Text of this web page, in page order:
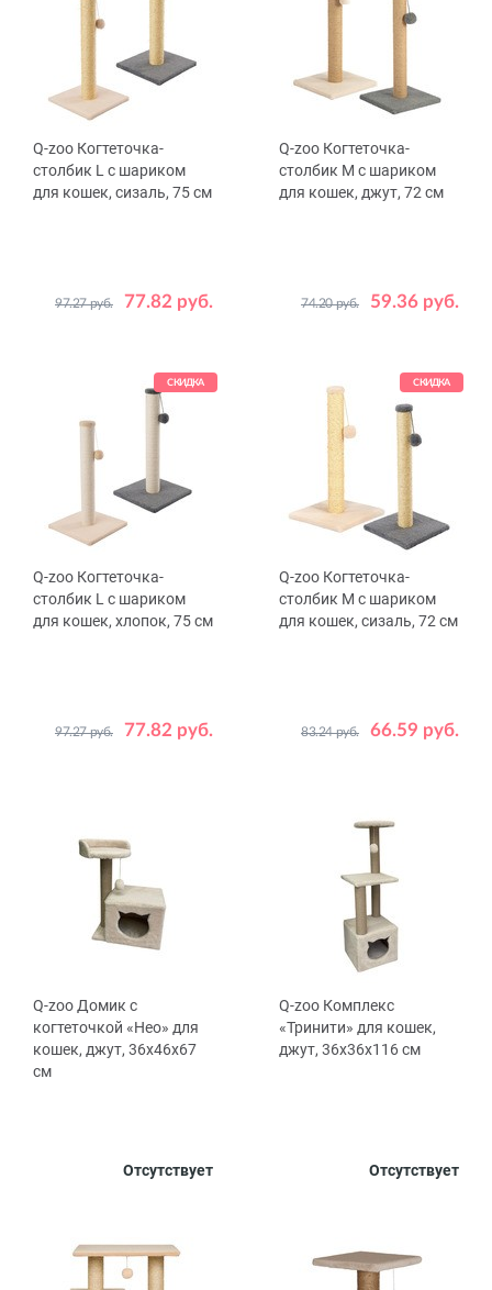
Q-zoo Когтеточка-
столбик L с шариком
для кошек, сизаль, 75 см
77.82 руб.
97.27 руб.
Цвет Бежевый Серый
Q-zoo Когтеточка-
столбик М с шариком
для кошек, джут, 72 см
59.36 руб.
74.20 руб.
Цвет Бежевый Серый
СКИДКА
Q-zoo Когтеточка-
столбик L с шариком
для кошек, хлопок, 75 см
77.82 руб.
97.27 руб.
Цвет Бежевый Серый
СКИДКА
Q-zoo Когтеточка-
столбик М с шариком
для кошек, сизаль, 72 см
66.59 руб.
83.24 руб.
Цвет Бежевый Серый
Q-zoo Домик с
когтеточкой «Нео» для
кошек, джут, 36х46х67
см
Отсутствует
Бежевый
Q-zoo Комплекс
«Тринити» для кошек,
джут, 36х36х116 см
Отсутствует
Бежевый